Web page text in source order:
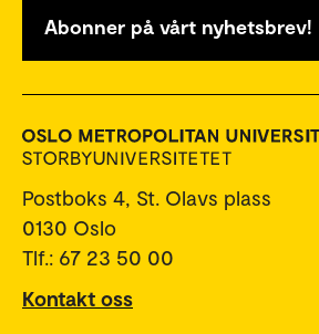
Abonner på vårt nyhetsbrev!
Postboks 4, St. Olavs plass
0130 Oslo
Tlf.: 67 23 50 00
Kontakt oss